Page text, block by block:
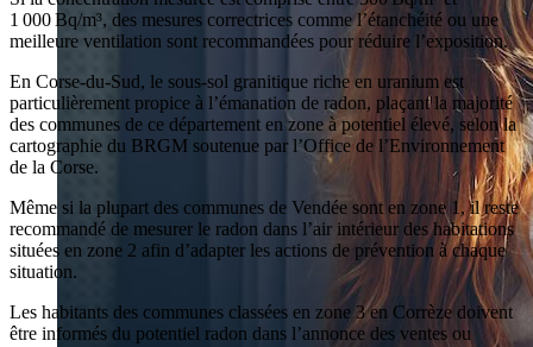
1 000 Bq/m³, des mesures correctrices comme l’étanchéité ou une
meilleure ventilation sont recommandées pour réduire l’exposition.
En Corse-du-Sud, le sous-sol granitique riche en uranium est
particulièrement propice à l’émanation de radon, plaçant la majorité
des communes de ce département en zone à potentiel élevé, selon la
cartographie du BRGM soutenue par l’Office de l’Environnement
de la Corse.
Même si la plupart des communes de Vendée sont en zone 1, il reste
recommandé de mesurer le radon dans l’air intérieur des habitations
situées en zone 2 afin d’adapter les actions de prévention à chaque
situation.
Les habitants des communes classées en zone 3 en Corrèze doivent
être informés du potentiel radon dans l’annonce des ventes ou